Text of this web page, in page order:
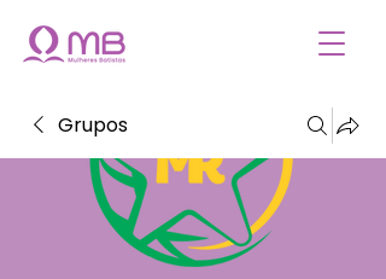
Grupos